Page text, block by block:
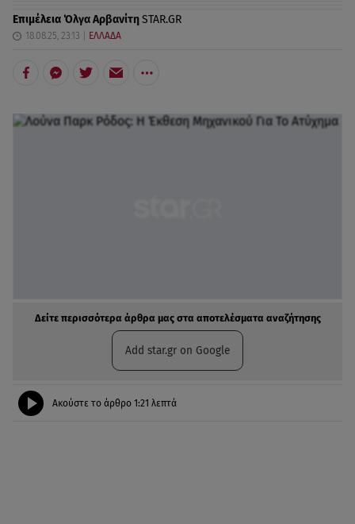
Επιμέλεια Όλγα ΑρβανίτηSTAR.GR
18.08.25, 23:13 ΕΛΛΑΔΑ
Δείτε περισσότερα άρθρα μας στα αποτελέσματα αναζήτησης
Add star.gr on Google
Ακούστε το άρθρο 1:21 λεπτά